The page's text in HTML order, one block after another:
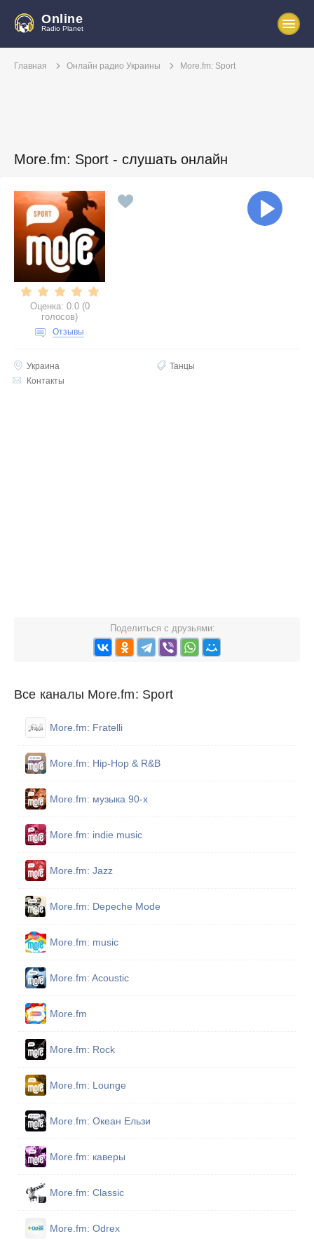
Online
Radio Planet
Главная Онлайн радио Украины More.fm: Sport
More.fm: Sport - слушать онлайн
Оценка: 0.0 (0
голосов)
Отзывы
Украина
Танцы
Контакты
Поделиться с друзьями:
Все каналы More.fm: Sport
More.fm: Fratelli
More.fm: Hip-Hop & R&B
More.fm: музыка 90-х
More.fm: indie music
More.fm: Jazz
More.fm: Depeche Mode
More.fm: music
More.fm: Acoustic
More.fm
More.fm: Rock
More.fm: Lounge
More.fm: Океан Ельзи
More.fm: каверы
More.fm: Classic
More.fm: Odrex